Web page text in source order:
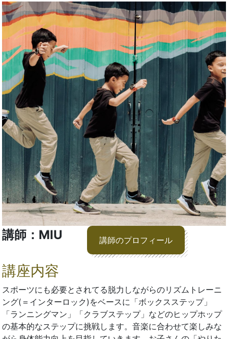
講師：MIU 講師のプロフィール
講座内容
スポーツにも必要とされてる脱力しながらのリズムトレーニ
ング(＝インターロック)をベースに「ボックスステップ」
「ランニングマン」「クラブステップ」などのヒップホップ
の基本的なステップに挑戦します。音楽に合わせて楽しみな